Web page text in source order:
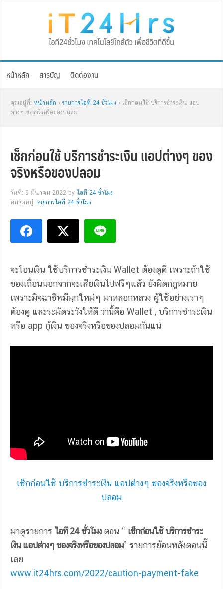
หน้าหลัก สารบัญ ติดต่องาน
คุณอยู่ที่: หน้าหลัก › รายการไอที 24 ชั่วโมง › เช็กก่อนใช้ บริการชำระเงิน แอป
ต่างๆ ของจริงหรือของปลอม
เช็กก่อนใช้ บริการชำระเงิน แอปต่างๆ ของ
จริงหรือของปลอม
วันที่: 9 มีนาคม 2022 by ไอที 24 ชั่วโมง
หมวดหมู่: รายการไอที 24 ชั่วโมง
จะโอนเงิน ใช้บริการชำระเงิน Wallet ต้องดูดี เพราะถ้าใช้
ของเถื่อนนอกจากจะเสียเงินไปฟรีๆแล้ว ยังผิดกฎหมาย
เพราะมิจฉาชีพมีมุกใหม่ๆ มาหลอกหลวง ผู้ใช้อย่างเราๆ
ต้องดู และระมัดระวังให้ดี ว่านี้คือ Wallet , บริการชำระเงิน
หรือ app กู้เงิน ของจริงหรือของปลอมกันแน่
เช็กก่อนใช้ บริการชำระเงิน แอปต่างๆ ของจริงหรือของ
ปลอม
มาดูรายการ ไอที 24 ชั่วโมงตอน “ เช็กก่อนใช้ บริการชำระ
เงิน แอปต่างๆ ของจริงหรือของปลอม” รายการย้อนหลังตอนนี้
เลย
www.it24hrs.com/2022/caution-payment-fake